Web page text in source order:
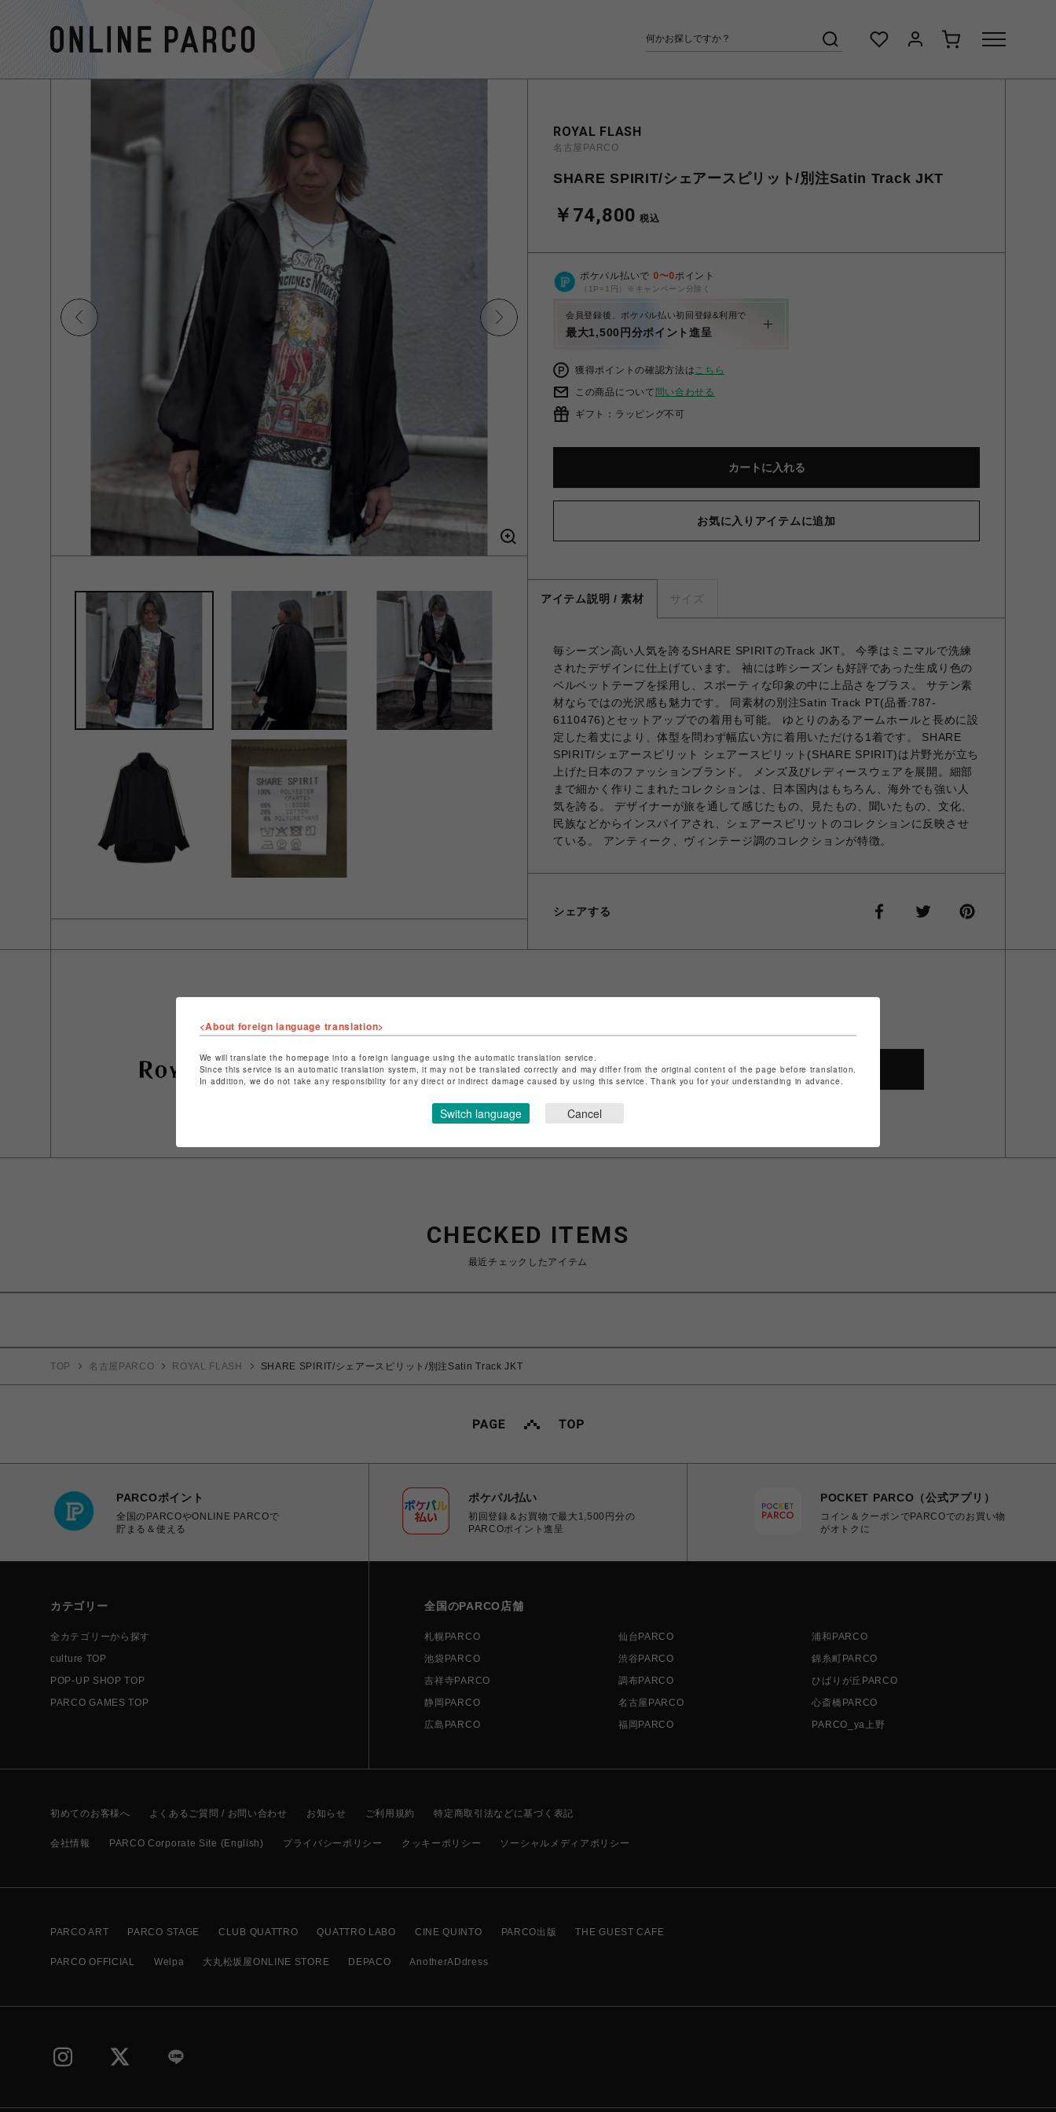
ROYAL FLASH
名古屋PARCO
SHARE SPIRIT/シェアースピリット/別注Satin Track JKT
￥74,800 税込
ポケパル払いで 0〜0ポイント
（1P=1円）※キャンペーン分除く
会員登録後、ポケパル払い初回登録&利用で
最大1,500円分ポイント進呈
獲得ポイントの確認方法はこちら
この商品について 問い合わせる
ギフト：ラッピング不可
カートに入れる
お気に入りアイテムに追加
アイテム説明 / 素材 サイズ
毎シーズン高い人気を誇るSHARE SPIRITのTrack JKT。 今季はミニマルで洗練
されたデザインに仕上げています。 袖には昨シーズンも好評であった生成り色の
ベルベットテープを採用し、スポーティな印象の中に上品さをプラス。 サテン素
材ならではの光沢感も魅力です。 同素材の別注Satin Track PT(品番:787-
6110476)とセットアップでの着用も可能。 ゆとりのあるアームホールと長めに設
定した着丈により、体型を問わず幅広い方に着用いただける1着です。 SHARE
SPIRIT/シェアースピリット シェアースピリット(SHARE SPIRIT)は片野光が立ち
上げた日本のファッションブランド。 メンズ及びレディースウェアを展開。細部
まで細かく作りこまれたコレクションは、日本国内はもちろん、海外でも強い人
気を誇る。 デザイナーが旅を通して感じたもの、見たもの、聞いたもの、文化、
民族などからインスパイアされ、シェアースピリットのコレクションに反映させ
ている。 アンティーク、ヴィンテージ調のコレクションが特徴。
シェアする
ショップ名
ROYAL FLASH
店舗名
名古屋PARCO
特定商取引法など法令に基づく表記はこちら
ショップお問い合わせはこちら
SHOP TOP
CHECKED ITEMS
最近チェックしたアイテム
TOP 名古屋PARCO ROYAL FLASH SHARE SPIRIT/シェアースピリット/別注Satin Track JKT
PARCOポイント
全国のPARCOやONLINE PARCOで
貯まる＆使える
ポケパル払い
初回登録＆お買物で最大1,500円分の
PARCOポイント進呈
POCKET PARCO（公式アプリ）
コイン＆クーポンでPARCOでのお買い物
がオトクに
カテゴリー
全カテゴリーから探す
culture TOP
POP-UP SHOP TOP
PARCO GAMES TOP
全国のPARCO店舗
札幌PARCO 仙台PARCO
浦和PARCO
池袋PARCO
渋谷PARCO
錦糸町PARCO
吉祥寺PARCO
調布PARCO
ひばりが丘PARCO
静岡PARCO
名古屋PARCO
心斎橋PARCO
広島PARCO
福岡PARCO PARCO_ya上野
初めてのお客様へ よくあるご質問 / お問い合わせ お知らせ ご利用規約 特定商取引法などに基づく表記
会社情報 PARCO Corporate Site (English) プライバシーポリシー クッキーポリシー ソーシャルメディアポリシー
PARCO ART PARCO STAGE CLUB QUATTRO QUATTRO LABO CINE QUINTO PARCO出版 THE GUEST CAFE
PARCO OFFICIAL Welpa 大丸松坂屋ONLINE STORE DEPACO AnotherADdress
<About foreign language translation>
We will translate the homepage into a foreign language using the automatic translation service.
Since this service is an automatic translation system, it may not be translated correctly and may differ from the original content of the page before translation.
In addition, we do not take any responsibility for any direct or indirect damage caused by using this service. Thank you for your understanding in advance.
Switch language Cancel